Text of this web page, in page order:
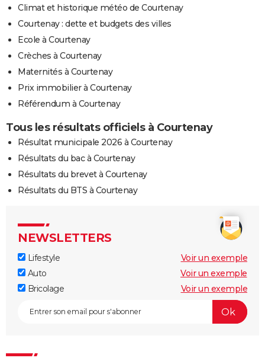
Climat et historique météo de Courtenay
Courtenay : dette et budgets des villes
Ecole à Courtenay
Crèches à Courtenay
Maternités à Courtenay
Prix immobilier à Courtenay
Référendum à Courtenay
Tous les résultats officiels à Courtenay
Résultat municipale 2026 à Courtenay
Résultats du bac à Courtenay
Résultats du brevet à Courtenay
Résultats du BTS à Courtenay
NEWSLETTERS
Lifestyle
Voir un exemple
Auto
Voir un exemple
Bricolage
Voir un exemple